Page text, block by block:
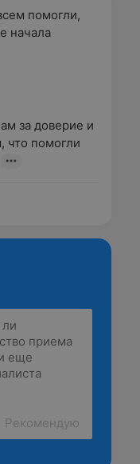
помогли,
начала
за доверие и
что помогли
Рекомендую